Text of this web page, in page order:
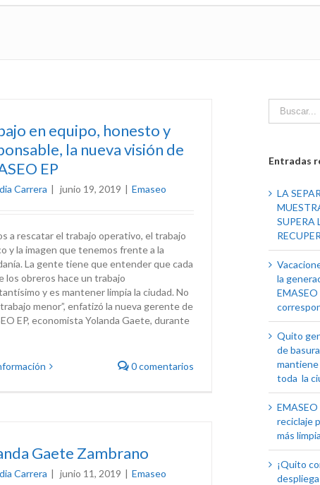
en equipo, honesto y
la nueva visión de
EP
Carrera | junio 19, 2019 | Emaseo
a rescatar el trabajo operativo, el trabajo
y la imagen que tenemos frente a la
La gente tiene que entender que cada
los obreros hace un trabajo
y es mantener limpia la ciudad. No
menor”, enfatizó la nueva gerente de
EP, economista Yolanda Gaete, durante
0 comentarios
Gaete Zambrano
Carrera | junio 11, 2019 | Emaseo
Entradas
LA
SUPERA
la
EMASEO
Quito
de
mantiene
toda la
reciclaje
más
¡Quito